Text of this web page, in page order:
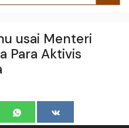
usai Menteri
Para Aktivis